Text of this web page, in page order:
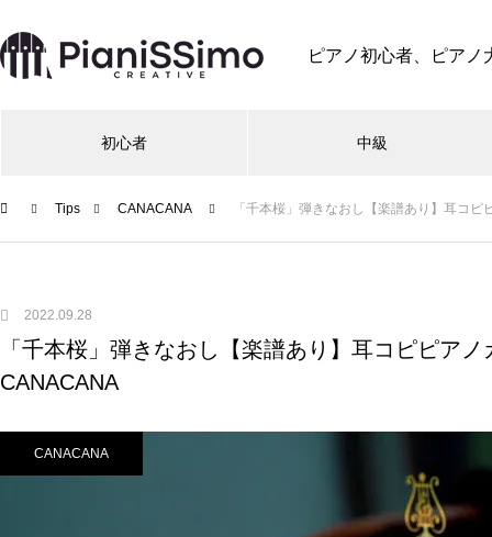
ピアノ初心者、ピアノ
初心者 中級
Tips CANACANA 「千本桜」弾きなおし【楽譜あり】耳コ
2022.09.28
「千本桜」弾きなおし【楽譜あり】耳コピピア
CANACANA
CANACANA